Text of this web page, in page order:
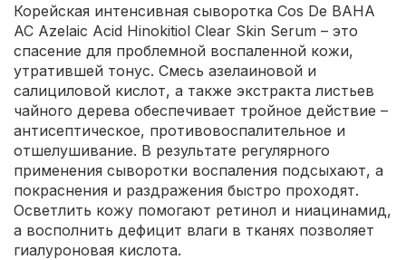
Корейская интенсивная сыворотка Cos De BAHA
AC Azelaic Acid Hinokitiol Clear Skin Serum – это
спасение для проблемной воспаленной кожи,
утратившей тонус. Смесь азелаиновой и
салициловой кислот, а также экстракта листьев
чайного дерева обеспечивает тройное действие –
антисептическое, противовоспалительное и
отшелушивание. В результате регулярного
применения сыворотки воспаления подсыхают, а
покраснения и раздражения быстро проходят.
Осветлить кожу помогают ретинол и ниацинамид,
а восполнить дефицит влаги в тканях позволяет
гиалуроновая кислота.